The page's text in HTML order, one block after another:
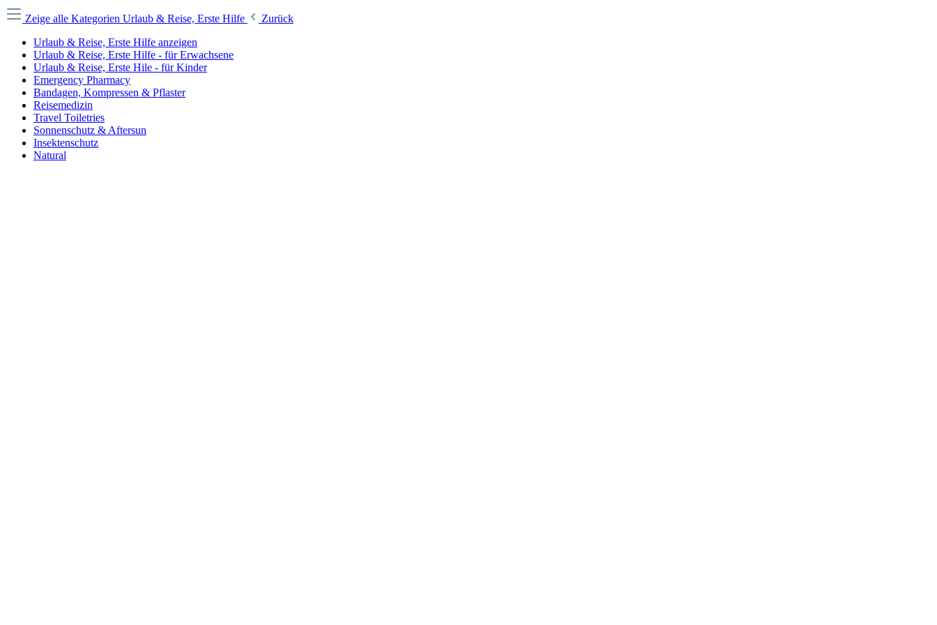
Zeige alle Kategorien Urlaub & Reise, Erste Hilfe
Zurück
Urlaub & Reise, Erste Hilfe anzeigen
Urlaub & Reise, Erste Hilfe - für Erwachsene
Urlaub & Reise, Erste Hile - für Kinder
Emergency Pharmacy
Bandagen, Kompressen & Pflaster
Reisemedizin
Travel Toiletries
Sonnenschutz & Aftersun
Insektenschutz
Natural